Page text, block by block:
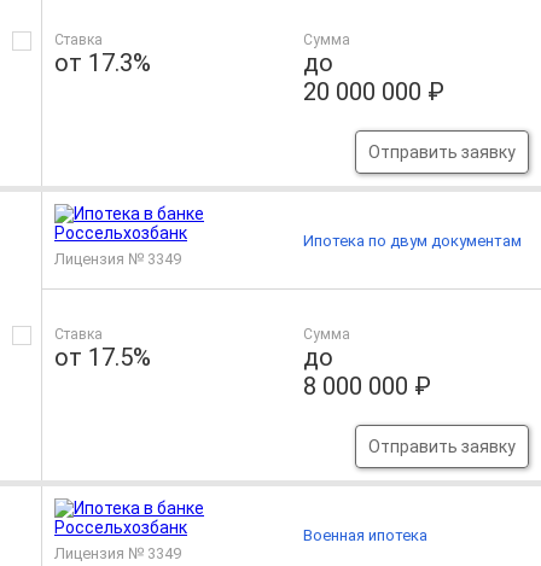
Ставка
от 17.3%
Сумма
до
20 000 000 ₽
Отправить заявку
Лицензия № 3349
Ставка
от 17.5%
Сумма
до
8 000 000 ₽
Отправить заявку
Ипотека по двум документам
Лицензия № 3349
Военная ипотека